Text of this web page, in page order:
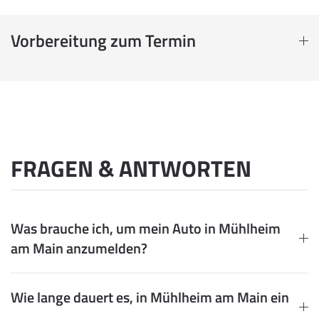
Vorbereitung zum Termin
FRAGEN & ANTWORTEN
Was brauche ich, um mein Auto in Mühlheim
am Main anzumelden?
Wie lange dauert es, in Mühlheim am Main ein